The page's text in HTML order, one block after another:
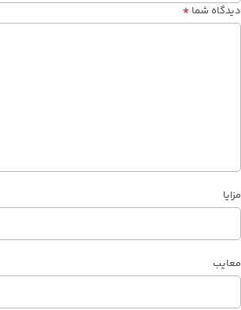
دیدگاه شما *
مزایا
معایب